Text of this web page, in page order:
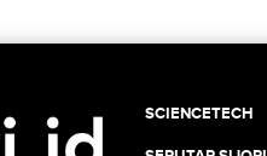
SCIENCETECH